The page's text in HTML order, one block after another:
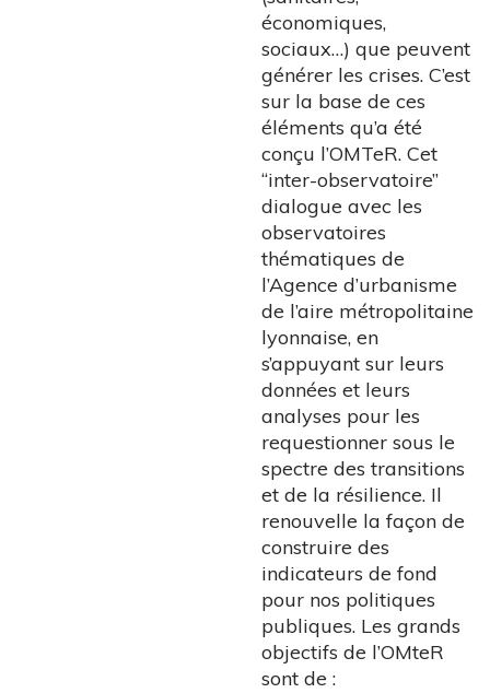
économiques,
sociaux…) que peuvent
générer les crises. C’est
sur la base de ces
éléments qu’a été
conçu l’OMTeR. Cet
“inter-observatoire”
dialogue avec les
observatoires
thématiques de
l’Agence d’urbanisme
de l’aire métropolitaine
lyonnaise, en
s’appuyant sur leurs
données et leurs
analyses pour les
requestionner sous le
spectre des transitions
et de la résilience. Il
renouvelle la façon de
construire des
indicateurs de fond
pour nos politiques
publiques. Les grands
objectifs de l’OMteR
sont de :